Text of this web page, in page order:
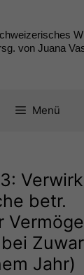
von Juana
Menü
betr.
Jahr)